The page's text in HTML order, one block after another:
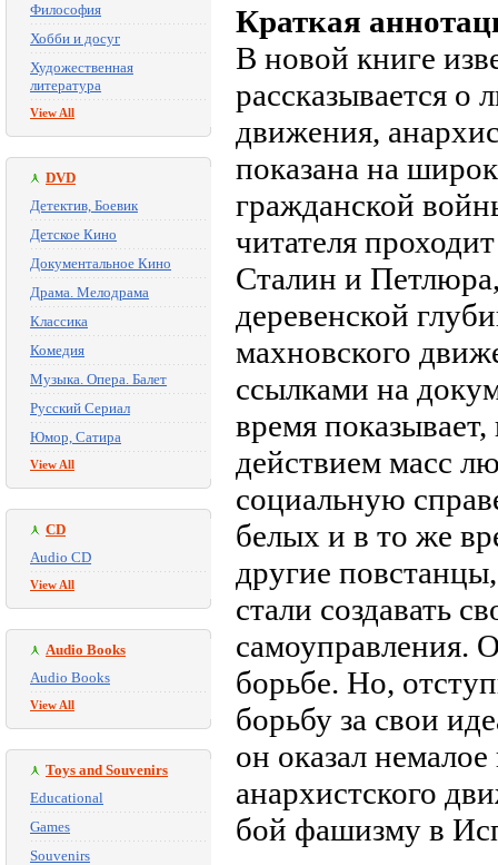
Философия
Хобби и досуг
Художественная
литература
View All
DVD
Детектив, Боевик
Детское Кино
Документальное Кино
Драма. Мелодрама
Классика
Комедия
Музыка. Опера. Балет
Русский Сериал
Юмор, Сатира
View All
CD
Audio CD
View All
Audio Books
Audio Books
View All
Toys and Souvenirs
Educational
Games
Souvenirs
Краткая
В новой книге
рассказывается о
движения,
показана на
гражданской
читателя
Сталин и
деревенской
махновского
ссылками на
время
действием масс
социальную
белых и в то же
другие
стали создавать
самоуправления.
борьбе. Но,
борьбу за свои
он оказал
анархистского
бой фашизму в